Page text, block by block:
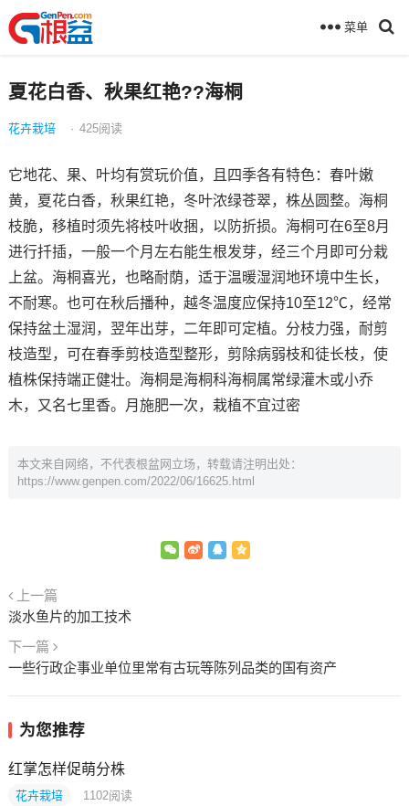
菜单
夏花白香、秋果红艳??海桐
花卉栽培 · 425阅读
它地花、果、叶均有赏玩价值，且四季各有特色：春叶嫩
黄，夏花白香，秋果红艳，冬叶浓绿苍翠，株丛圆整。海桐
枝脆，移植时须先将枝叶收捆，以防折损。海桐可在6至8月
进行扦插，一般一个月左右能生根发芽，经三个月即可分栽
上盆。海桐喜光，也略耐荫，适于温暖湿润地环境中生长，
不耐寒。也可在秋后播种，越冬温度应保持10至12℃，经常
保持盆土湿润，翌年出芽，二年即可定植。分枝力强，耐剪
枝造型，可在春季剪枝造型整形，剪除病弱枝和徒长枝，使
植株保持端正健壮。海桐是海桐科海桐属常绿灌木或小乔
木，又名七里香。月施肥一次，栽植不宜过密
本文来自网络，不代表根盆网立场，转载请注明出处：
https://www.genpen.com/2022/06/16625.html
上一篇
淡水鱼片的加工技术
下一篇
一些行政企事业单位里常有古玩等陈列品类的国有资产
为您推荐
红掌怎样促萌分株
花卉栽培 1102阅读